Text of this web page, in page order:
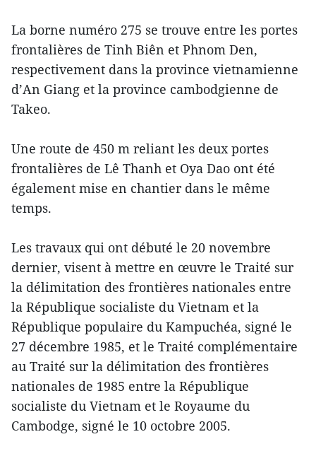
La borne numéro 275 se trouve entre les portes
frontalières de Tinh Biên et Phnom Den,
respectivement dans la province vietnamienne
d’An Giang et la province cambodgienne de
Takeo.
Une route de 450 m reliant les deux portes
frontalières de Lê Thanh et Oya Dao ont été
également mise en chantier dans le même
temps.
Les travaux qui ont débuté le 20 novembre
dernier, visent à mettre en œuvre le Traité sur
la délimitation des frontières nationales entre
la République socialiste du Vietnam et la
République populaire du Kampuchéa, signé le
27 décembre 1985, et le Traité complémentaire
au Traité sur la délimitation des frontières
nationales de 1985 entre la République
socialiste du Vietnam et le Royaume du
Cambodge, signé le 10 octobre 2005.